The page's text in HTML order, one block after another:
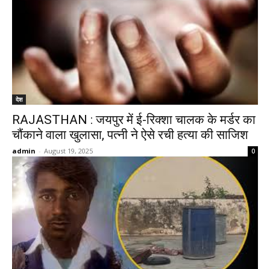
देश
RAJASTHAN : जयपुर में ई-रिक्शा चालक के मर्डर का
चौंकाने वाला खुलासा, पत्नी ने ऐसे रची हत्या की साजिश
admin - August 19, 2025 0